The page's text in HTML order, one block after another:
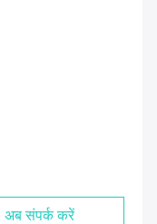
अब संपर्क करें